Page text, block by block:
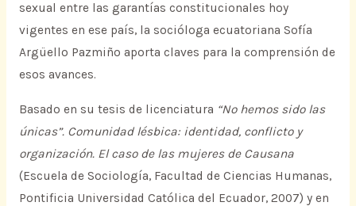
sexual entre las garantías constitucionales hoy
vigentes en ese país, la socióloga ecuatoriana Sofía
Argüello Pazmiño aporta claves para la comprensión de
esos avances.
Basado en su tesis de licenciatura “No hemos sido las
únicas”. Comunidad lésbica: identidad, conflicto y
organización. El caso de las mujeres de Causana
(Escuela de Sociología, Facultad de Ciencias Humanas,
Pontificia Universidad Católica del Ecuador, 2007) y en